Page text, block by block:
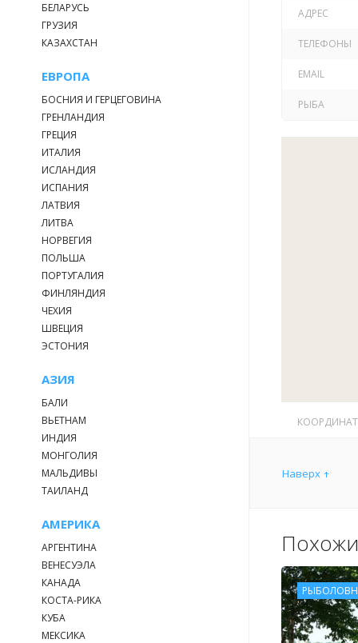
БЕЛАРУСЬ
ГРУЗИЯ
КАЗАХСТАН
ЕВРОПА
БОСНИЯ И ГЕРЦЕГОВИНА
ГРЕНЛАНДИЯ
ГРЕЦИЯ
ИТАЛИЯ
ИСЛАНДИЯ
ИСПАНИЯ
ЛАТВИЯ
ЛИТВА
НОРВЕГИЯ
ПОЛЬША
ПОРТУГАЛИЯ
ФИНЛЯНДИЯ
ЧЕХИЯ
ШВЕЦИЯ
ЭСТОНИЯ
АЗИЯ
БАЛИ
ВЬЕТНАМ
ИНДИЯ
МОНГОЛИЯ
МАЛЬДИВЫ
ТАИЛАНД
АМЕРИКА
АРГЕНТИНА
ВЕНЕСУЭЛА
КАНАДА
КОСТА-РИКА
КУБА
МЕКСИКА
АДРЕС
ТЕЛЕФОНЫ
EMAIL
РЫБА
Наверх